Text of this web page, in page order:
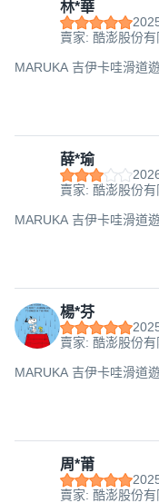
林*華
賣家: 酷澎股份有
MARUKA 吉伊卡哇滑道
薛*瑜
賣家: 酷澎股份有
MARUKA 吉伊卡哇滑道
楊*芬
賣家: 酷澎股份有
MARUKA 吉伊卡哇滑道
周*莆
賣家: 酷澎股份有